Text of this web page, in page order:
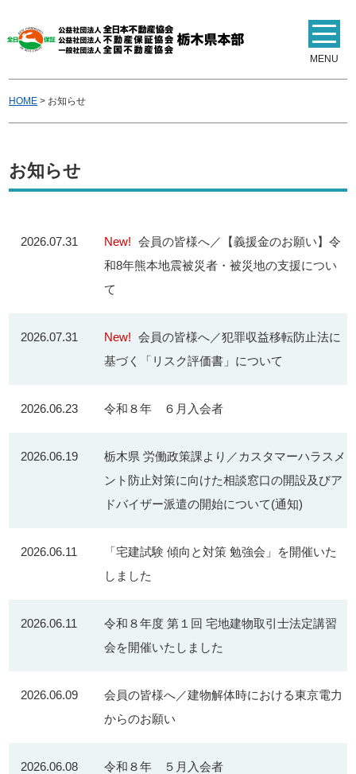
MENU
HOME > お知らせ
お知らせ
2026.07.31 New!
会員の皆様へ／【義援金のお願い】令
和8年熊本地震被災者・被災地の支援につい
て
2026.07.31 New!
会員の皆様へ／犯罪収益移転防止法に
基づく「リスク評価書」について
2026.06.23 令和８年 ６月入会者
2026.06.19
栃木県 労働政策課より／カスタマーハラスメ
ント防止対策に向けた相談窓口の開設及びア
ドバイザー派遣の開始について(通知)
2026.06.11
「宅建試験 傾向と対策 勉強会」を開催いた
しました
2026.06.11
令和８年度 第１回 宅地建物取引士法定講習
会を開催いたしました
2026.06.09
会員の皆様へ／建物解体時における東京電力
からのお願い
2026.06.08 令和８年 ５月入会者